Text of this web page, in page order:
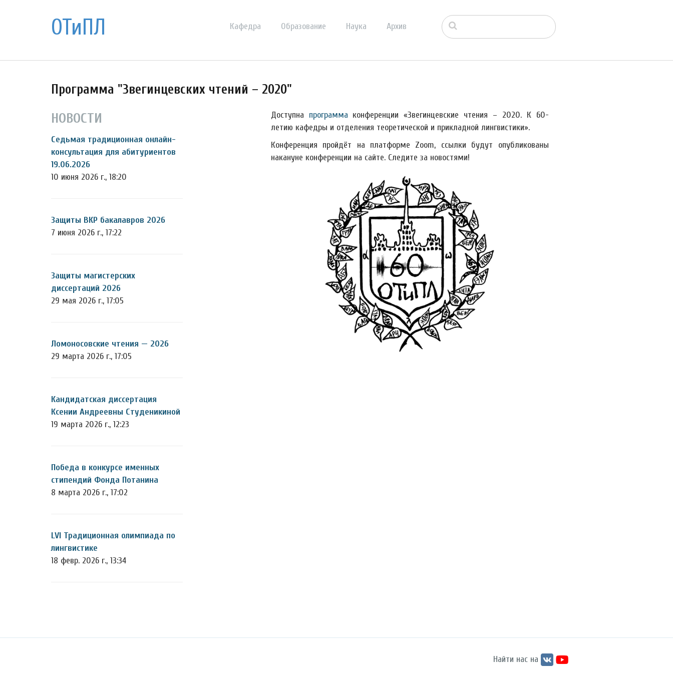
ОТиПЛ Кафедра Образование Наука Архив
Программа "Звегинцевских чтений – 2020"
НОВОСТИ
Седьмая традиционная онлайн-
консультация для абитуриентов
19.06.2026
10 июня 2026 г., 18:20
Защиты ВКР бакалавров 2026
7 июня 2026 г., 17:22
Защиты магистерских
диссертаций 2026
29 мая 2026 г., 17:05
Ломоносовские чтения — 2026
29 марта 2026 г., 17:05
Кандидатская диссертация
Ксении Андреевны Студеникиной
19 марта 2026 г., 12:23
Победа в конкурсе именных
стипендий Фонда Потанина
8 марта 2026 г., 17:02
LVI Традиционная олимпиада по
лингвистике
18 февр. 2026 г., 13:34
Доступна программа конференции «Звегинцевские чтения – 2020. К 60-
летию кафедры и отделения теоретической и прикладной лингвистики».
Конференция пройдёт на платформе Zoom, ссылки будут опубликованы
накануне конференции на сайте. Следите за новостями!
Найти нас на